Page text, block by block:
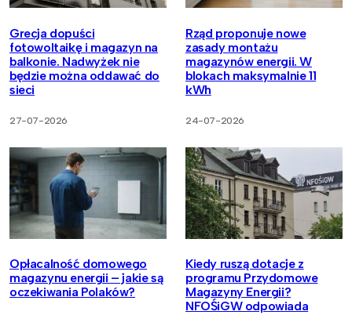
Grecja dopuści
fotowoltaikę i magazyn na
balkonie. Nadwyżek nie
będzie można oddawać do
sieci
27-07-2026
Rząd proponuje nowe
zasady montażu
magazynów energii. W
blokach maksymalnie 11
kWh
24-07-2026
Opłacalność domowego
magazynu energii – jakie są
oczekiwania Polaków?
Kiedy ruszą dotacje z
programu Przydomowe
Magazyny Energii?
NFOŚiGW odpowiada